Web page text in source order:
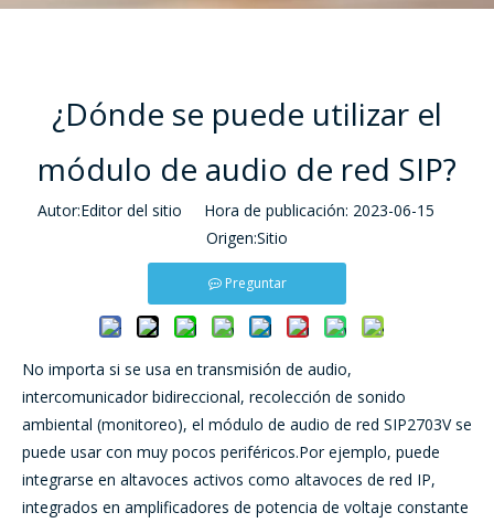
¿Dónde se puede utilizar el
módulo de audio de red SIP?
Autor:Editor del sitio Hora de publicación: 2023-06-15
Origen:Sitio
Preguntar
No importa si se usa en transmisión de audio,
intercomunicador bidireccional, recolección de sonido
ambiental (monitoreo), el módulo de audio de red SIP2703V se
puede usar con muy pocos periféricos.Por ejemplo, puede
integrarse en altavoces activos como altavoces de red IP,
integrados en amplificadores de potencia de voltaje constante